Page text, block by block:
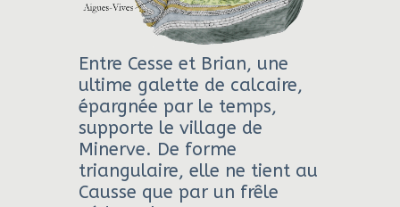
Entre Cesse et Brian, une
ultime galette de calcaire,
épargnée par le temps,
supporte le village de
Minerve. De forme
triangulaire, elle ne tient au
Causse que par un frêle